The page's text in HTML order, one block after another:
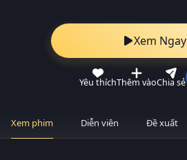
Xem Ngay
Yêu thíchThêm vàoChia sẻ
Xem phim Diễn viên Đề xuất